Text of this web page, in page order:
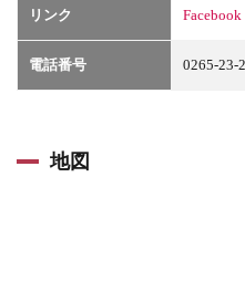
リンク Facebook
電話番号 0265-23-
地図